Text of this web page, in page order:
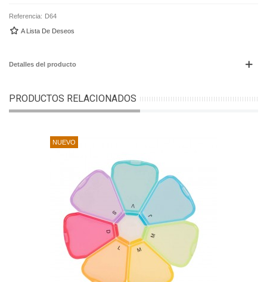
Referencia: D64
A Lista De Deseos
Detalles del producto
PRODUCTOS RELACIONADOS
NUEVO